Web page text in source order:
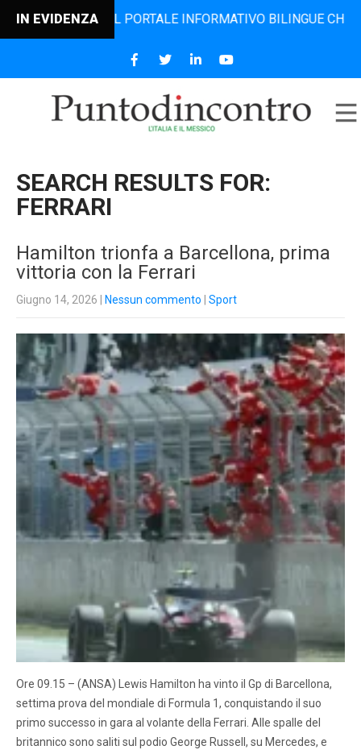
IN EVIDENZA
IL PORTALE INFORMATIVO BILINGUE CHE DAL 2006
SEARCH RESULTS FOR:
FERRARI
Hamilton trionfa a Barcellona, prima
vittoria con la Ferrari
Giugno 14, 2026 Nessun commento Sport
Ore 09.15 – (ANSA) Lewis Hamilton ha vinto il Gp di Barcellona,
settima prova del mondiale di Formula 1, conquistando il suo
primo successo in gara al volante della Ferrari. Alle spalle del
britannico sono saliti sul podio George Russell, su Mercedes, e